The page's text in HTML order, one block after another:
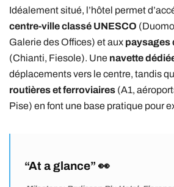
Idéalement situé, l’hôtel permet
centre-ville classé UNESCO
Galerie des Offices) et aux paysages
(Chianti, Fiesole). Une navette
déplacements vers le centre, tandis
routières et ferroviaires (A1,
Pise) en font une base pratique pour
“At a glance” 👀